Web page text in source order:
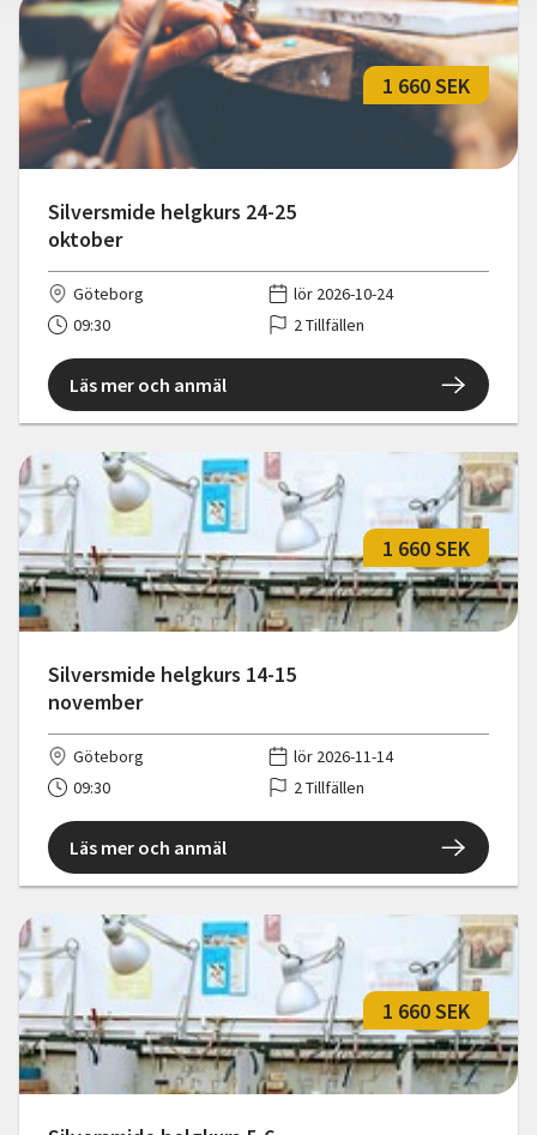
Silversmide helgkurs 24-25
oktober
1 660 SEK
Göteborg
lör 2026-10-24
09:30
2 Tillfällen
Läs mer och anmäl
Silversmide helgkurs 14-15
november
1 660 SEK
Göteborg
lör 2026-11-14
09:30
2 Tillfällen
Läs mer och anmäl
1 660 SEK